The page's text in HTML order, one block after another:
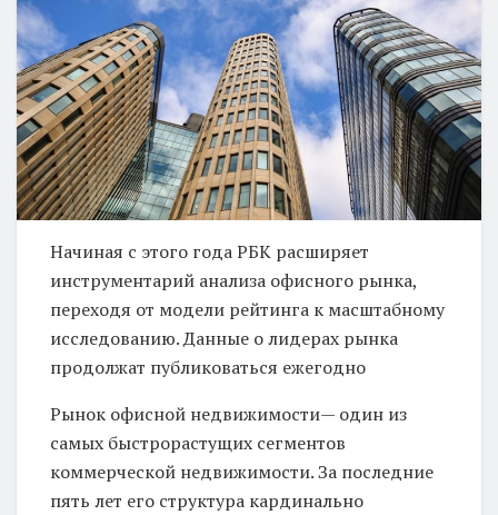
Начиная с этого года РБК расширяет
инструментарий анализа офисного рынка,
переходя от модели рейтинга к масштабному
исследованию. Данные о лидерах рынка
продолжат публиковаться ежегодно
Рынок офисной недвижимости— один из
самых быстрорастущих сегментов
коммерческой недвижимости. За последние
пять лет его структура кардинально